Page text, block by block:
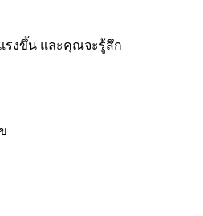
รงขึ้น และคุณจะรู้สึก